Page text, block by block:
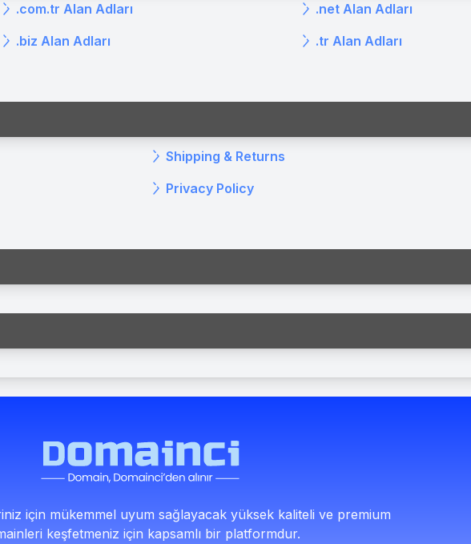
.com.tr Alan Adları
.net Alan Adları
.biz Alan Adları
.tr Alan Adları
Shipping & Returns
Privacy Policy
için mükemmel uyum sağlayacak yüksek kaliteli ve premium
keşfetmeniz için kapsamlı bir platformdur.